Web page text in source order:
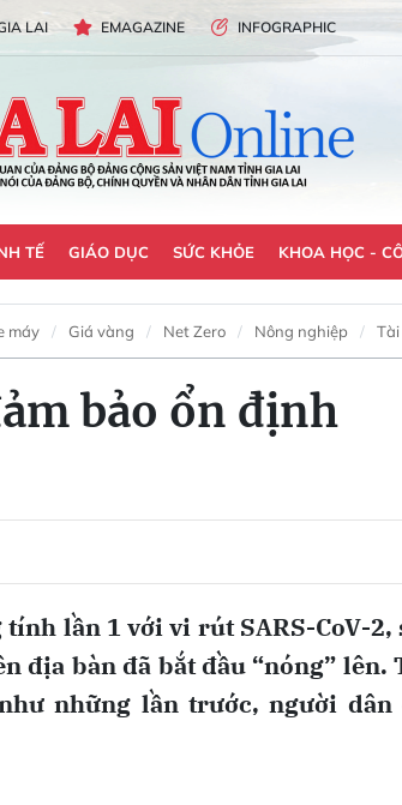
LAI EMAGAZINE INFOGRAPHIC
TẾ GIÁO DỤC SỨC KHỎE KHOA HỌC -
máy Giá vàng Net Zero Nông nghiệp
bảo ổn định
lần 1 với vi rút SARS-CoV-2,
địa bàn đã bắt đầu “nóng” lên.
những lần trước, người dân